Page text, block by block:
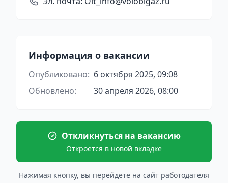
Информация о вакансии
Опубликовано: 6 октября 2025, 09:08
Обновлено:
30 апреля 2026, 08:00
Откликнуться на вакансию
Откроется в новой вкладке
Нажимая кнопку, вы перейдете на сайт работодателя